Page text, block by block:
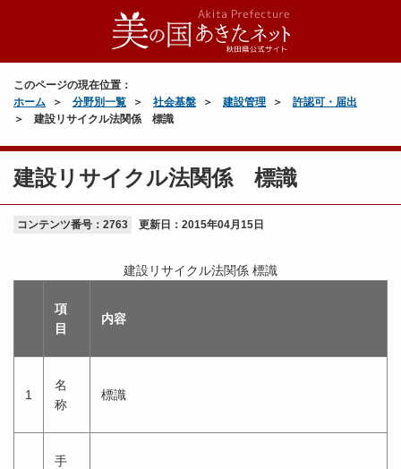
このページの現在位置：
ホーム
分野別一覧 社会基盤 建設管理
許認可・届出
建設リサイクル法関係 標識
建設リサイクル法関係 標識
コンテンツ番号：2763 更新日： 2015年04月15日
項
目
内容
建設リサイクル法関係 標識
1
名
称
標識
手